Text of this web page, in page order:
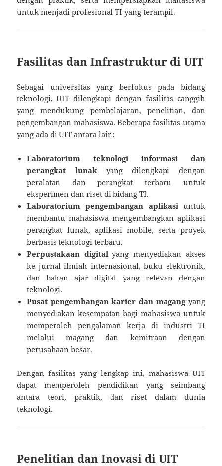
untuk menjadi profesional TI yang terampil.
Fasilitas dan Infrastruktur di UIT
Sebagai universitas yang berfokus pada bidang
teknologi, UIT dilengkapi dengan fasilitas canggih
yang mendukung pembelajaran, penelitian, dan
pengembangan mahasiswa. Beberapa fasilitas utama
yang ada di UIT antara lain:
Laboratorium teknologi informasi dan
perangkat lunak yang dilengkapi dengan
peralatan dan perangkat terbaru untuk
eksperimen dan riset di bidang TI.
Laboratorium pengembangan aplikasi untuk
membantu mahasiswa mengembangkan aplikasi
perangkat lunak, aplikasi mobile, serta proyek
berbasis teknologi terbaru.
Perpustakaan digital yang menyediakan akses
ke jurnal ilmiah internasional, buku elektronik,
dan bahan ajar digital yang relevan dengan
teknologi.
Pusat pengembangan karier dan magangyang
menyediakan kesempatan bagi mahasiswa untuk
memperoleh pengalaman kerja di industri TI
melalui magang dan kemitraan dengan
perusahaan besar.
Dengan fasilitas yang lengkap ini, mahasiswa UIT
dapat memperoleh pendidikan yang seimbang
antara teori, praktik, dan riset dalam dunia
teknologi.
Penelitian dan Inovasi di UIT